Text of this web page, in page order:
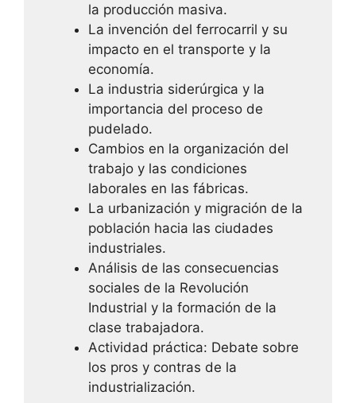
la producción masiva.
La invención del ferrocarril y su
impacto en el transporte y la
economía.
La industria siderúrgica y la
importancia del proceso de
pudelado.
Cambios en la organización del
trabajo y las condiciones
laborales en las fábricas.
La urbanización y migración de la
población hacia las ciudades
industriales.
Análisis de las consecuencias
sociales de la Revolución
Industrial y la formación de la
clase trabajadora.
Actividad práctica: Debate sobre
los pros y contras de la
industrialización.